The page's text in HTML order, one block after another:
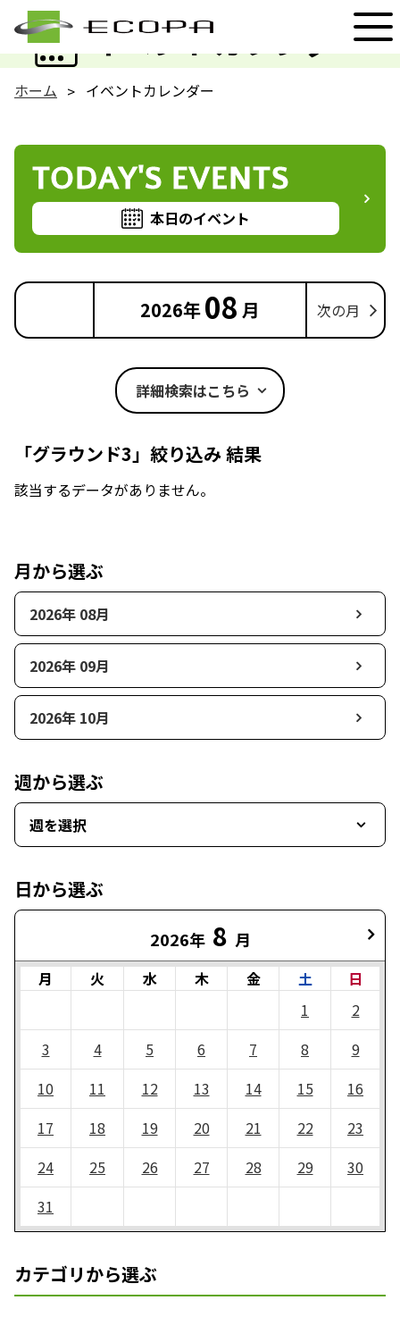
イベントカレンダー
EVENT
ホーム イベントカレンダー
TODAY'S EVENTS
本日のイベント
2026年08 月 次の月
詳細検索はこちら
「グラウンド3」絞り込み 結果
該当するデータがありません。
月から選ぶ
2026年 08月
2026年 09月
2026年 10月
週から選ぶ
週を選択
日から選ぶ
2026年 8 月
月 火 水 木 金 土
日
1
2
3
4 5 6 7 8
9
10
11 12 13 14 15
16
17
18 19 20 21 22
23
24
25 26 27 28 29
30
31
カテゴリから選ぶ